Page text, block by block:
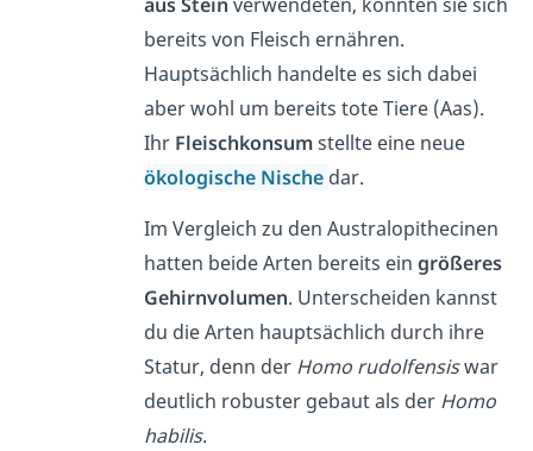
bereits von Fleisch ernähren.
Hauptsächlich handelte es sich dabei
aber wohl um bereits tote Tiere (Aas).
Ihr Fleischkonsumstellte eine neue
ökologische Nische dar.
Im Vergleich zu den Australopithecinen
hatten beide Arten bereits eingrößeres
Gehirnvolumen. Unterscheiden kannst
du die Arten hauptsächlich durch ihre
Statur, denn der Homo rudolfensiswar
deutlich robuster gebaut als der Homo
habilis.